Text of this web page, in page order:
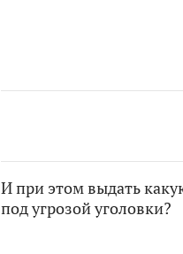
И при этом выдать
под угрозой уголовки?